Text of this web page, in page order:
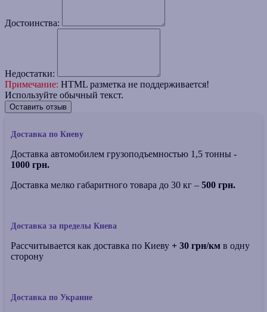
Достоинства:
Недостатки:
Примечание: HTML разметка не поддерживается!
Используйте обычный текст.
Оставить отзыв
Доставка по Киеву
Доставка автомобилем грузоподъемностью 1,5 тонны -
1000 грн.
Доставка мелко габаритного товара до 30 кг – 500 грн.
Доставка за пределы Киева
Рассчитывается как доставка по Киеву + 30 грн/км в одну
сторону
Доставка по Украине